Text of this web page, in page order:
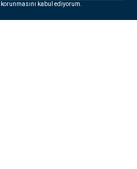
korunmasını kabul ediyorum.